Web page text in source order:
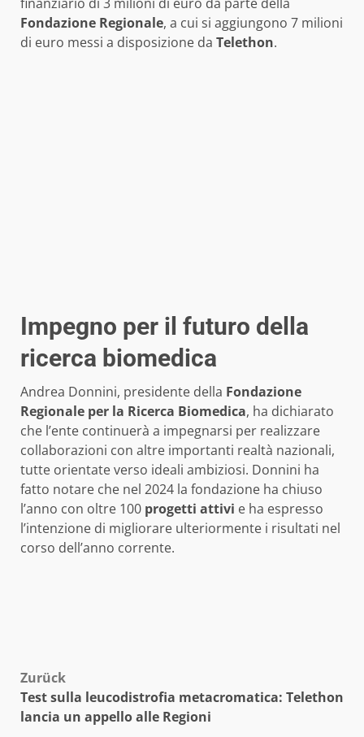
Fondazione Regionale, a cui si aggiungono 7 milioni
di euro messi a disposizione da Telethon.
Impegno per il futuro della
ricerca biomedica
Andrea Donnini, presidente della Fondazione
Regionale per la Ricerca Biomedica, ha dichiarato
che l’ente continuerà a impegnarsi per realizzare
collaborazioni con altre importanti realtà nazionali,
tutte orientate verso ideali ambiziosi. Donnini ha
fatto notare che nel 2024 la fondazione ha chiuso
l’anno con oltre 100 progetti attivi e ha espresso
l’intenzione di migliorare ulteriormente i risultati nel
corso dell’anno corrente.
Beitragsnavigation
Zurück
Test sulla leucodistrofia metacromatica: Telethon
lancia un appello alle Regioni